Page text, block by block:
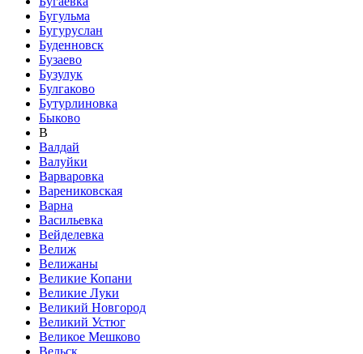
Бугульма
Бугуруслан
Буденновск
Бузаево
Бузулук
Булгаково
Бутурлиновка
Быково
В
Валдай
Валуйки
Варваровка
Варениковская
Варна
Васильевка
Вейделевка
Велиж
Велижаны
Великие Копани
Великие Луки
Великий Новгород
Великий Устюг
Великое Мешково
Вельск